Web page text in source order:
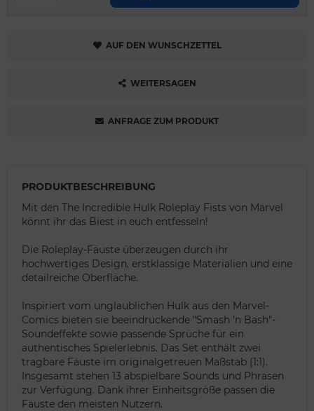
AUF DEN WUNSCHZETTEL
WEITERSAGEN
ANFRAGE ZUM PRODUKT
PRODUKTBESCHREIBUNG
Mit den The Incredible Hulk Roleplay Fists von Marvel
könnt ihr das Biest in euch entfesseln!
Die Roleplay-Fäuste überzeugen durch ihr
hochwertiges Design, erstklassige Materialien und eine
detailreiche Oberfläche.
Inspiriert vom unglaublichen Hulk aus den Marvel-
Comics bieten sie beeindruckende "Smash 'n Bash"-
Soundeffekte sowie passende Sprüche für ein
authentisches Spielerlebnis. Das Set enthält zwei
tragbare Fäuste im originalgetreuen Maßstab (1:1).
Insgesamt stehen 13 abspielbare Sounds und Phrasen
zur Verfügung. Dank ihrer Einheitsgröße passen die
Fäuste den meisten Nutzern.